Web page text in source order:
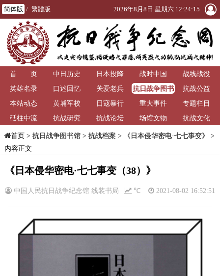
简体版 / 繁體版 2026年8月8日 星期六 12:24:16
首 页 中日历史 日本投降 战时中国
战线战役
英雄名录
口述回忆 关爱老兵
抗日战争图书
馆
抗战公益
本站动态
黄埔军校 日寇暴行 重大事件
专题栏目
砥柱中流
抗战研究 抗战论坛 场馆文物 抗战文化
首页> 抗日战争图书馆> 抗战档案> 《日本侵华密电·七七事变》
>
内容正文
《日本侵华密电·七七事变（38）》
中国人民抗日战争纪念馆 线装书局 2021-08-02 16:52:51
℃